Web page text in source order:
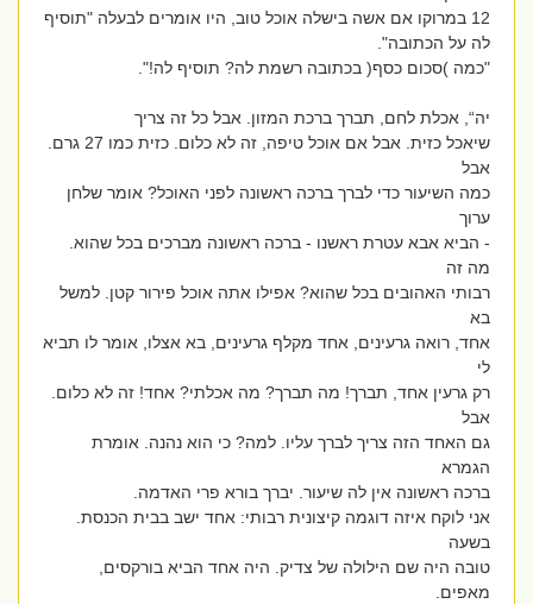
12 במרוקו אם אשה בישלה אוכל טוב, היו אומרים לבעלה "תוסיף
לה על הכתובה".
"כמה )סכום כסף( בכתובה רשמת לה? תוסיף לה!".
יה“, אכלת לחם, תברך ברכת המזון. אבל כל זה צריך
שיאכל כזית. אבל אם אוכל טיפה, זה לא כלום. כזית כמו 27 גרם.
אבל
כמה השיעור כדי לברך ברכה ראשונה לפני האוכל? אומר שלחן
ערוך
- הביא אבא עטרת ראשנו - ברכה ראשונה מברכים בכל שהוא.
מה זה
רבותי האהובים בכל שהוא? אפילו אתה אוכל פירור קטן. למשל
בא
אחד, רואה גרעינים, אחד מקלף גרעינים, בא אצלו, אומר לו תביא
רק גרעין אחד, תברך! מה תברך? מה אכלתי? אחד! זה לא כלום.
אבל
גם האחד הזה צריך לברך עליו. למה? כי הוא נהנה. אומרת
הגמרא
ברכה ראשונה אין לה שיעור. יברך בורא פרי האדמה.
אני לוקח איזה דוגמה קיצונית רבותי: אחד ישב בבית הכנסת.
בשעה
טובה היה שם הילולה של צדיק. היה אחד הביא בורקסים,
מאפים.